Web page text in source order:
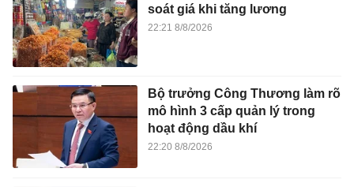
soát giá khi tăng lương
22:21 8/8/2026
Bộ trưởng Công Thương làm rõ
mô hình 3 cấp quản lý trong
hoạt động dầu khí
22:20 8/8/2026